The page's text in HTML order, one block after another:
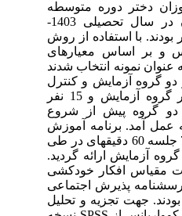
دختر دوره متوسطه
دوم شهرستان بوکان در سال تحصیلی 1403-
2938 نفر بودند. با استفاده از روش
و بر اساس معیارهای
30 نفر به عنوان نمونه انتخاب شدند
گروه آزمایش و کنترل
شدند (15 نفر گروه آزمایش و 15 نفر
گروه پیش از شروع
آمد. برنامه آموزش
خودشفقت ورزی در 7 جلسه 60 دقیقه­ای در طی
آزمایش ارائه گردید.
مقیاسافکار خودکشی
پذیرش اجتماعی
مارلو (1960) بودند. جهت تجزیه­ و تحلیل